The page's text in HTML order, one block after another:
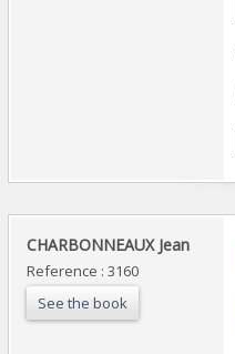
‎CHARBONNEAUX Jean‎
Reference : 3160
See the book